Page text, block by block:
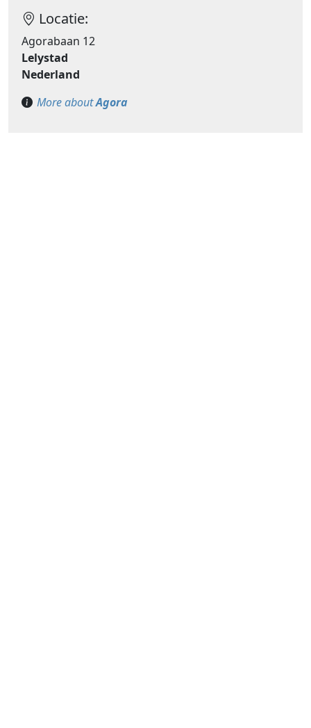
Locatie:
Agorabaan 12
Lelystad
Nederland
More aboutAgora